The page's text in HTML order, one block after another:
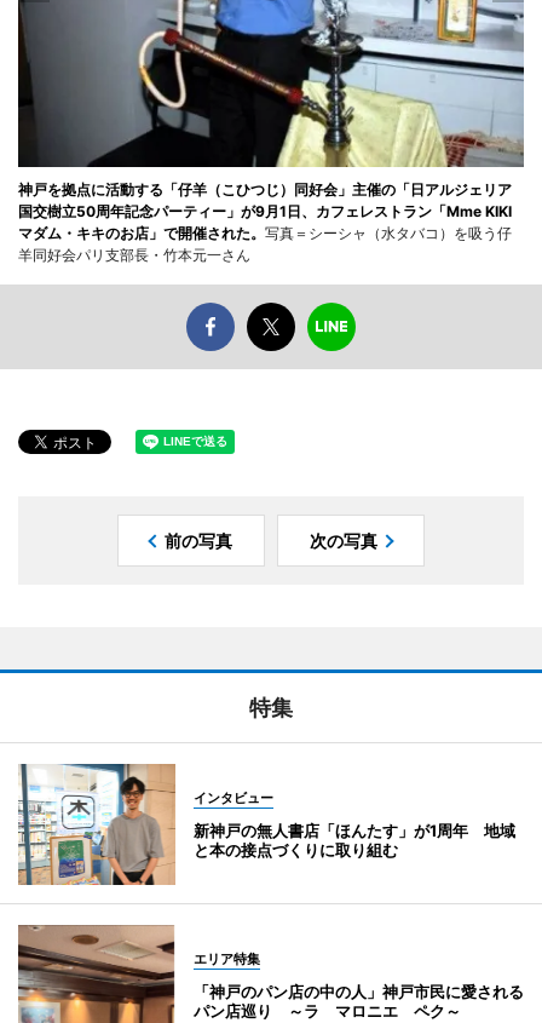
神戸を拠点に活動する「仔羊（こひつじ）同好会」主催の「日アルジェリア
国交樹立50周年記念パーティー」が9月1日、カフェレストラン「Mme KIKI
マダム・キキのお店」で開催された。 写真＝シーシャ（水タバコ）を吸う仔
羊同好会パリ支部長・竹本元一さん
前の写真 次の写真
特集
インタビュー
新神戸の無人書店「ほんたす」が1周年 地域
と本の接点づくりに取り組む
エリア特集
「神戸のパン店の中の人」神戸市民に愛される
パン店巡り ～ラ マロニエ ペク～